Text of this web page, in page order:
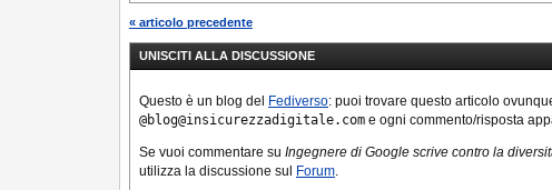
« articolo precedente
UNISCITI ALLA DISCUSSIONE
Questo è un blog del Fediverso: puoi trovare questo articolo
@blog@insicurezzadigitale.com e ogni commento/risposta
Se vuoi commentare su Ingegnere di Google scrive contro la
utilizza la discussione sul Forum